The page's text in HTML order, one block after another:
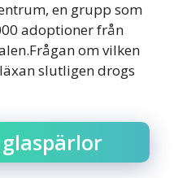
en grupp som
adoptioner från
om vilken
slutligen drogs